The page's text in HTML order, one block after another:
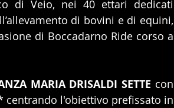
di Veio, nei 40 ettari dedicati
di bovini e di equini,
di Boccadarno Ride corso a
MARIA DRISALDI SETTE
centrando l'obiettivo prefissato in